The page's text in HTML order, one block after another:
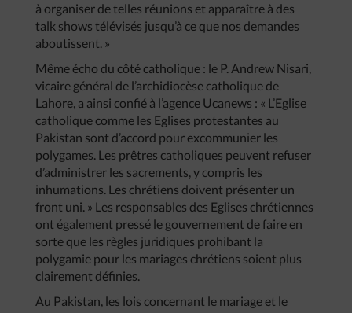
à organiser de telles réunions et apparaître à des
talk shows télévisés jusqu’à ce que nos demandes
aboutissent. »
Même écho du côté catholique : le P. Andrew Nisari,
vicaire général de l’archidiocèse catholique de
Lahore, a ainsi confié à l’agence Ucanews : « L’Eglise
catholique comme les Eglises protestantes au
Pakistan sont d’accord pour excommunier les
polygames. Les prêtres catholiques peuvent refuser
d’administrer les sacrements, y compris les
inhumations. Les chrétiens doivent présenter un
front uni. » Les responsables des Eglises chrétiennes
ont également pressé le gouvernement de faire en
sorte que les règles juridiques prohibant la
polygamie pour les mariages chrétiens soient plus
clairement définies.
Au Pakistan, les lois concernant le mariage et le